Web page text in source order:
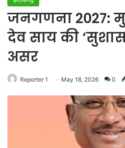
जनगणना 2027:
देव साय की
असर
Reporter 1 May 18, 2026 0